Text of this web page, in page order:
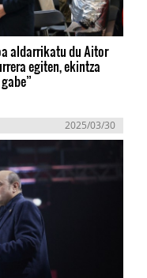
aldarrikatu du Aitor
egiten, ekintza
2025/03/30